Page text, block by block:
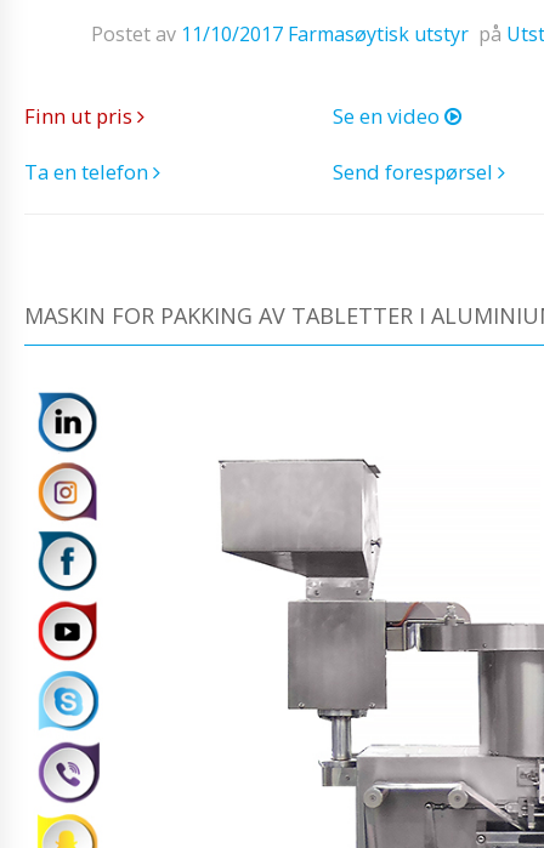
Postet av 11/10/2017 Farmasøytisk utstyr på
Finn ut pris
Se en video
Ta en telefon
Send forespørsel
MASKIN FOR PAKKING AV TABLETTER I